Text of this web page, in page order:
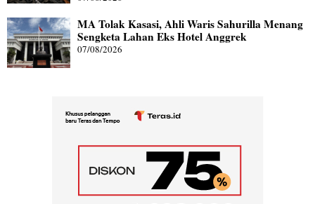
MA Tolak Kasasi, Ahli Waris Sahurilla Menang
Sengketa Lahan Eks Hotel Anggrek
07/08/2026